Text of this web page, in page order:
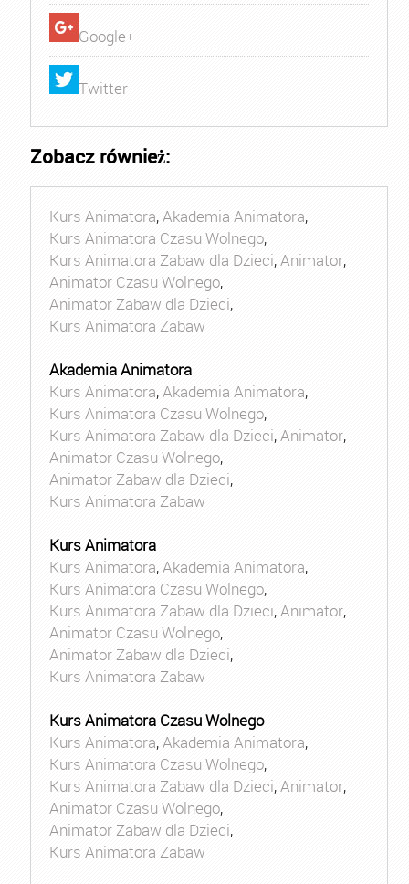
Google+
Twitter
Zobacz również:
Kurs Animatora,Akademia Animatora,
Kurs Animatora Czasu Wolnego,
Kurs Animatora Zabaw dla Dzieci,Animator,
Animator Czasu Wolnego,
Animator Zabaw dla Dzieci,
Kurs Animatora Zabaw
Akademia Animatora
Kurs Animatora,Akademia Animatora,
Kurs Animatora Czasu Wolnego,
Kurs Animatora Zabaw dla Dzieci,Animator,
Animator Czasu Wolnego,
Animator Zabaw dla Dzieci,
Kurs Animatora Zabaw
Kurs Animatora
Kurs Animatora,Akademia Animatora,
Kurs Animatora Czasu Wolnego,
Kurs Animatora Zabaw dla Dzieci,Animator,
Animator Czasu Wolnego,
Animator Zabaw dla Dzieci,
Kurs Animatora Zabaw
Kurs Animatora Czasu Wolnego
Kurs Animatora,Akademia Animatora,
Kurs Animatora Czasu Wolnego,
Kurs Animatora Zabaw dla Dzieci,Animator,
Animator Czasu Wolnego,
Animator Zabaw dla Dzieci,
Kurs Animatora Zabaw